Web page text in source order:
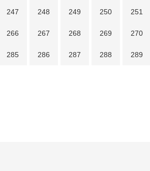
247 248 249 250 251
266 267 268 269 270
285 286 287 288 289